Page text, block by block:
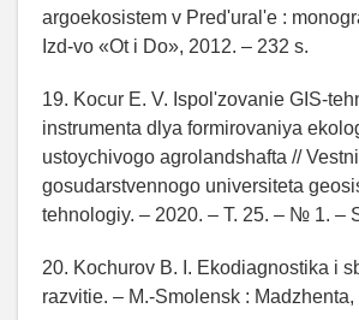
argoekosistem v Pred'ural'e :
Izd-vo «Ot i Do», 2012. – 232 s.
19. Kocur E. V. Ispol'zovanie GIS-
instrumenta dlya formirovaniya
ustoychivogo agrolandshafta //
gosudarstvennogo universiteta
tehnologiy. – 2020. – T. 25. – № 1. –
20. Kochurov B. I. Ekodiagnostika i
razvitie. – M.-Smolensk :